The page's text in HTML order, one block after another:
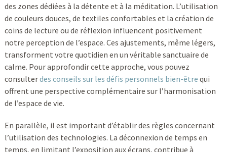
des zones dédiées à la détente et à la méditation. L’utilisation
de couleurs douces, de textiles confortables et la création de
coins de lecture ou de réflexion influencent positivement
notre perception de l’espace. Ces ajustements, même légers,
transforment votre quotidien en un véritable sanctuaire de
calme. Pour approfondir cette approche, vous pouvez
consulterdes conseils sur les défis personnels bien-être qui
offrent une perspective complémentaire sur l’harmonisation
de l’espace de vie.
En parallèle, il est important d’établir des règles concernant
l’utilisation des technologies. La déconnexion de temps en
temps, en limitant l’exposition aux écrans, contribue à